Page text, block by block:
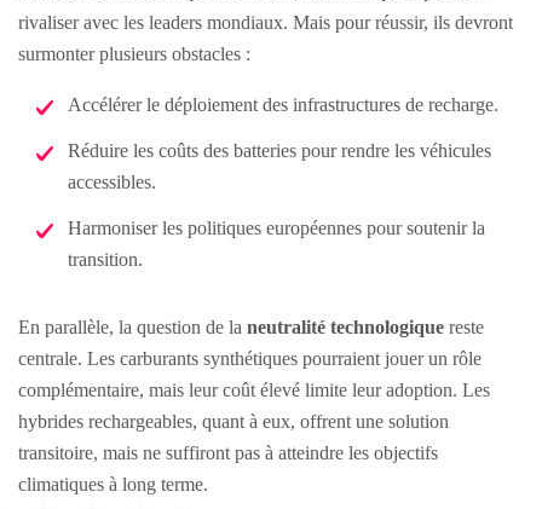
rivaliser avec les leaders mondiaux. Mais pour réussir, ils devront
surmonter plusieurs obstacles :
Accélérer le déploiement des infrastructures de recharge.
Réduire les coûts des batteries pour rendre les véhicules
accessibles.
Harmoniser les politiques européennes pour soutenir la
transition.
En parallèle, la question de la neutralité technologique reste
centrale. Les carburants synthétiques pourraient jouer un rôle
complémentaire, mais leur coût élevé limite leur adoption. Les
hybrides rechargeables, quant à eux, offrent une solution
transitoire, mais ne suffiront pas à atteindre les objectifs
climatiques à long terme.